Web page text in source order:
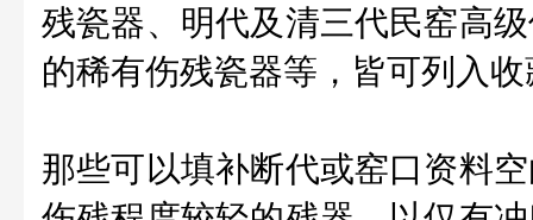
残瓷器、明代及清三代民窑高
的稀有伤残瓷器等，皆可列入
那些可以填补断代或窑口资料